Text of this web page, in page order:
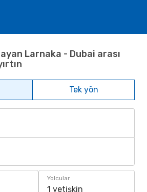
Larnaka - Dubai arası
Tek yön
Yolcular
1 yetişkin